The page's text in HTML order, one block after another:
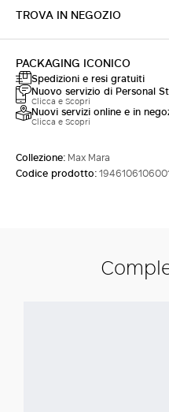
TROVA IN NEGOZIO
PACKAGING ICONICO
Spedizioni e resi gratuiti
Nuovo servizio di Personal
Clicca e Scopri
Nuovi servizi online e in
Clicca e Scopri
Collezione: Max Mara
Codice prodotto: